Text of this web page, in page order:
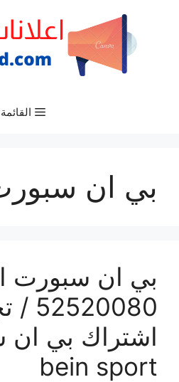
القائمة
بي ان
بي ان سبورت
اشتراك بي
bein sport